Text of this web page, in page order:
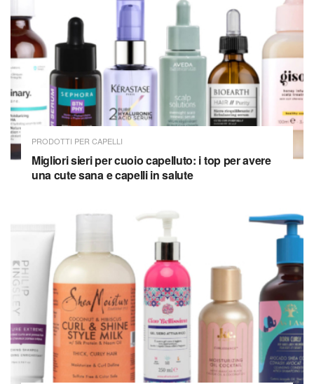
PRODOTTI PER CAPELLI
Migliori sieri per cuoio capelluto: i top per avere
una cute sana e capelli in salute